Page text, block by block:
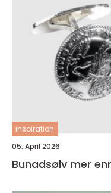
inspiration
05. April 2026